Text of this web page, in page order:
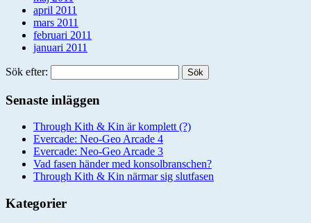
april 2011
mars 2011
februari 2011
januari 2011
Sök efter:
Senaste inläggen
Through Kith & Kin är komplett (?)
Evercade: Neo-Geo Arcade 4
Evercade: Neo-Geo Arcade 3
Vad fasen händer med konsolbranschen?
Through Kith & Kin närmar sig slutfasen
Kategorier